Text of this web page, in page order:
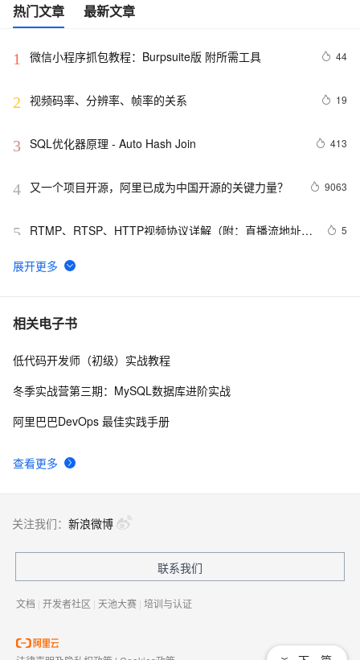
热门文章 最新文章
1 微信小程序抓包教程：Burpsuite版 附所需工具 44
2 视频码率、分辨率、帧率的关系 19
3 SQL优化器原理 - Auto Hash Join 413
4 又一个项目开源，阿里已成为中国开源的关键力量？ 9063
5
RTMP、RTSP、HTTP视频协议详解（附：直播流地址、
5
6 谷歌CEO皮查伊：对重返中国持开放态度
7 C语言项目参考解答：全正整数后再计算
8 俗人解读 三维渲染 的工作过程
著录
相关电子书
查看更多
低代码开发师（初级）实战教程
冬季实战营第三期：MySQL数据库进阶实战
阿里巴巴DevOps 最佳实践手册
关注我们： 新浪微博
联系我们
文档 | 开发者社区 | 天池大赛 | 培训与认证